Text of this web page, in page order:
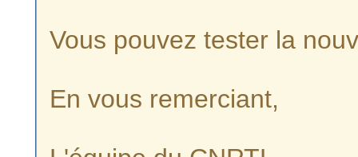
Vous pouvez tester la
En vous remerciant,